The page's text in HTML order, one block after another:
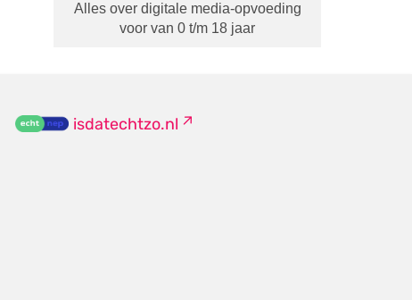
Alles over digitale media-opvoeding
voor van 0 t/m 18 jaar
isdatechtzo.nl